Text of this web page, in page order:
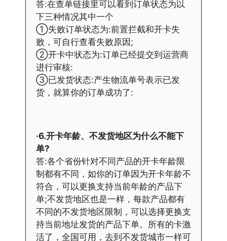
答:在查单链接里可以看到订单状态为以
下三种情况其中一个
①失败订单状态为:前置拦截和开卡失
败，可自行查看失败原因;
②开卡中状态为:订单已经提交到运营商
进行审核:
③已发货状态:产生物流单号表示已发
货，就算你的订单成功了:
·6.开卡年龄、不发货地区为什么不能下
单?
答:各个省份针对不同产品的开卡年龄限
制都有不同，如你的订单因为开卡年龄不
符合，可以更换支持当前年龄的产品下
单;不发货地区也是一样，每款产品都有
不同的不发货地区限制，可以选择更换支
持当前地址发货的产品下单。所有的卡激
活了，全国可用，去到不发货城市一样可